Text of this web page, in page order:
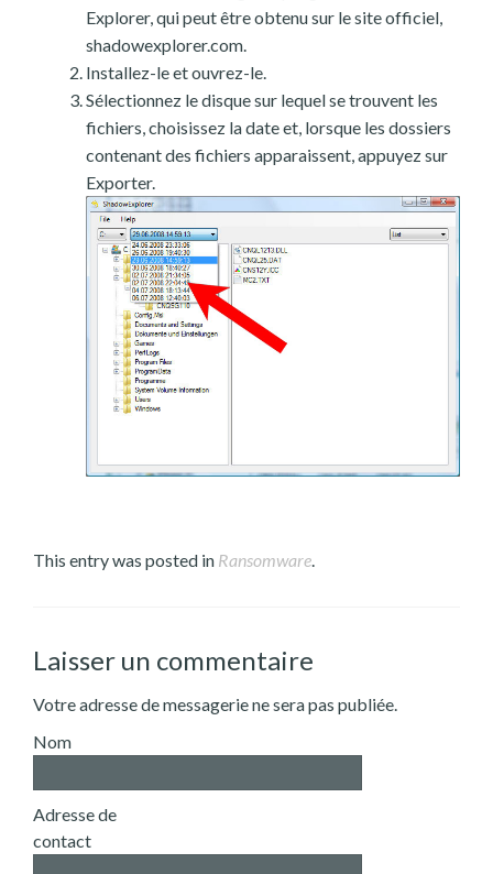
Explorer, qui peut être obtenu sur le site officiel,
shadowexplorer.com.
Installez-le et ouvrez-le.
Sélectionnez le disque sur lequel se trouvent les
fichiers, choisissez la date et, lorsque les dossiers
contenant des fichiers apparaissent, appuyez sur
Exporter.
This entry was posted in Ransomware.
Laisser un commentaire
Votre adresse de messagerie ne sera pas publiée.
Nom
Adresse de
contact